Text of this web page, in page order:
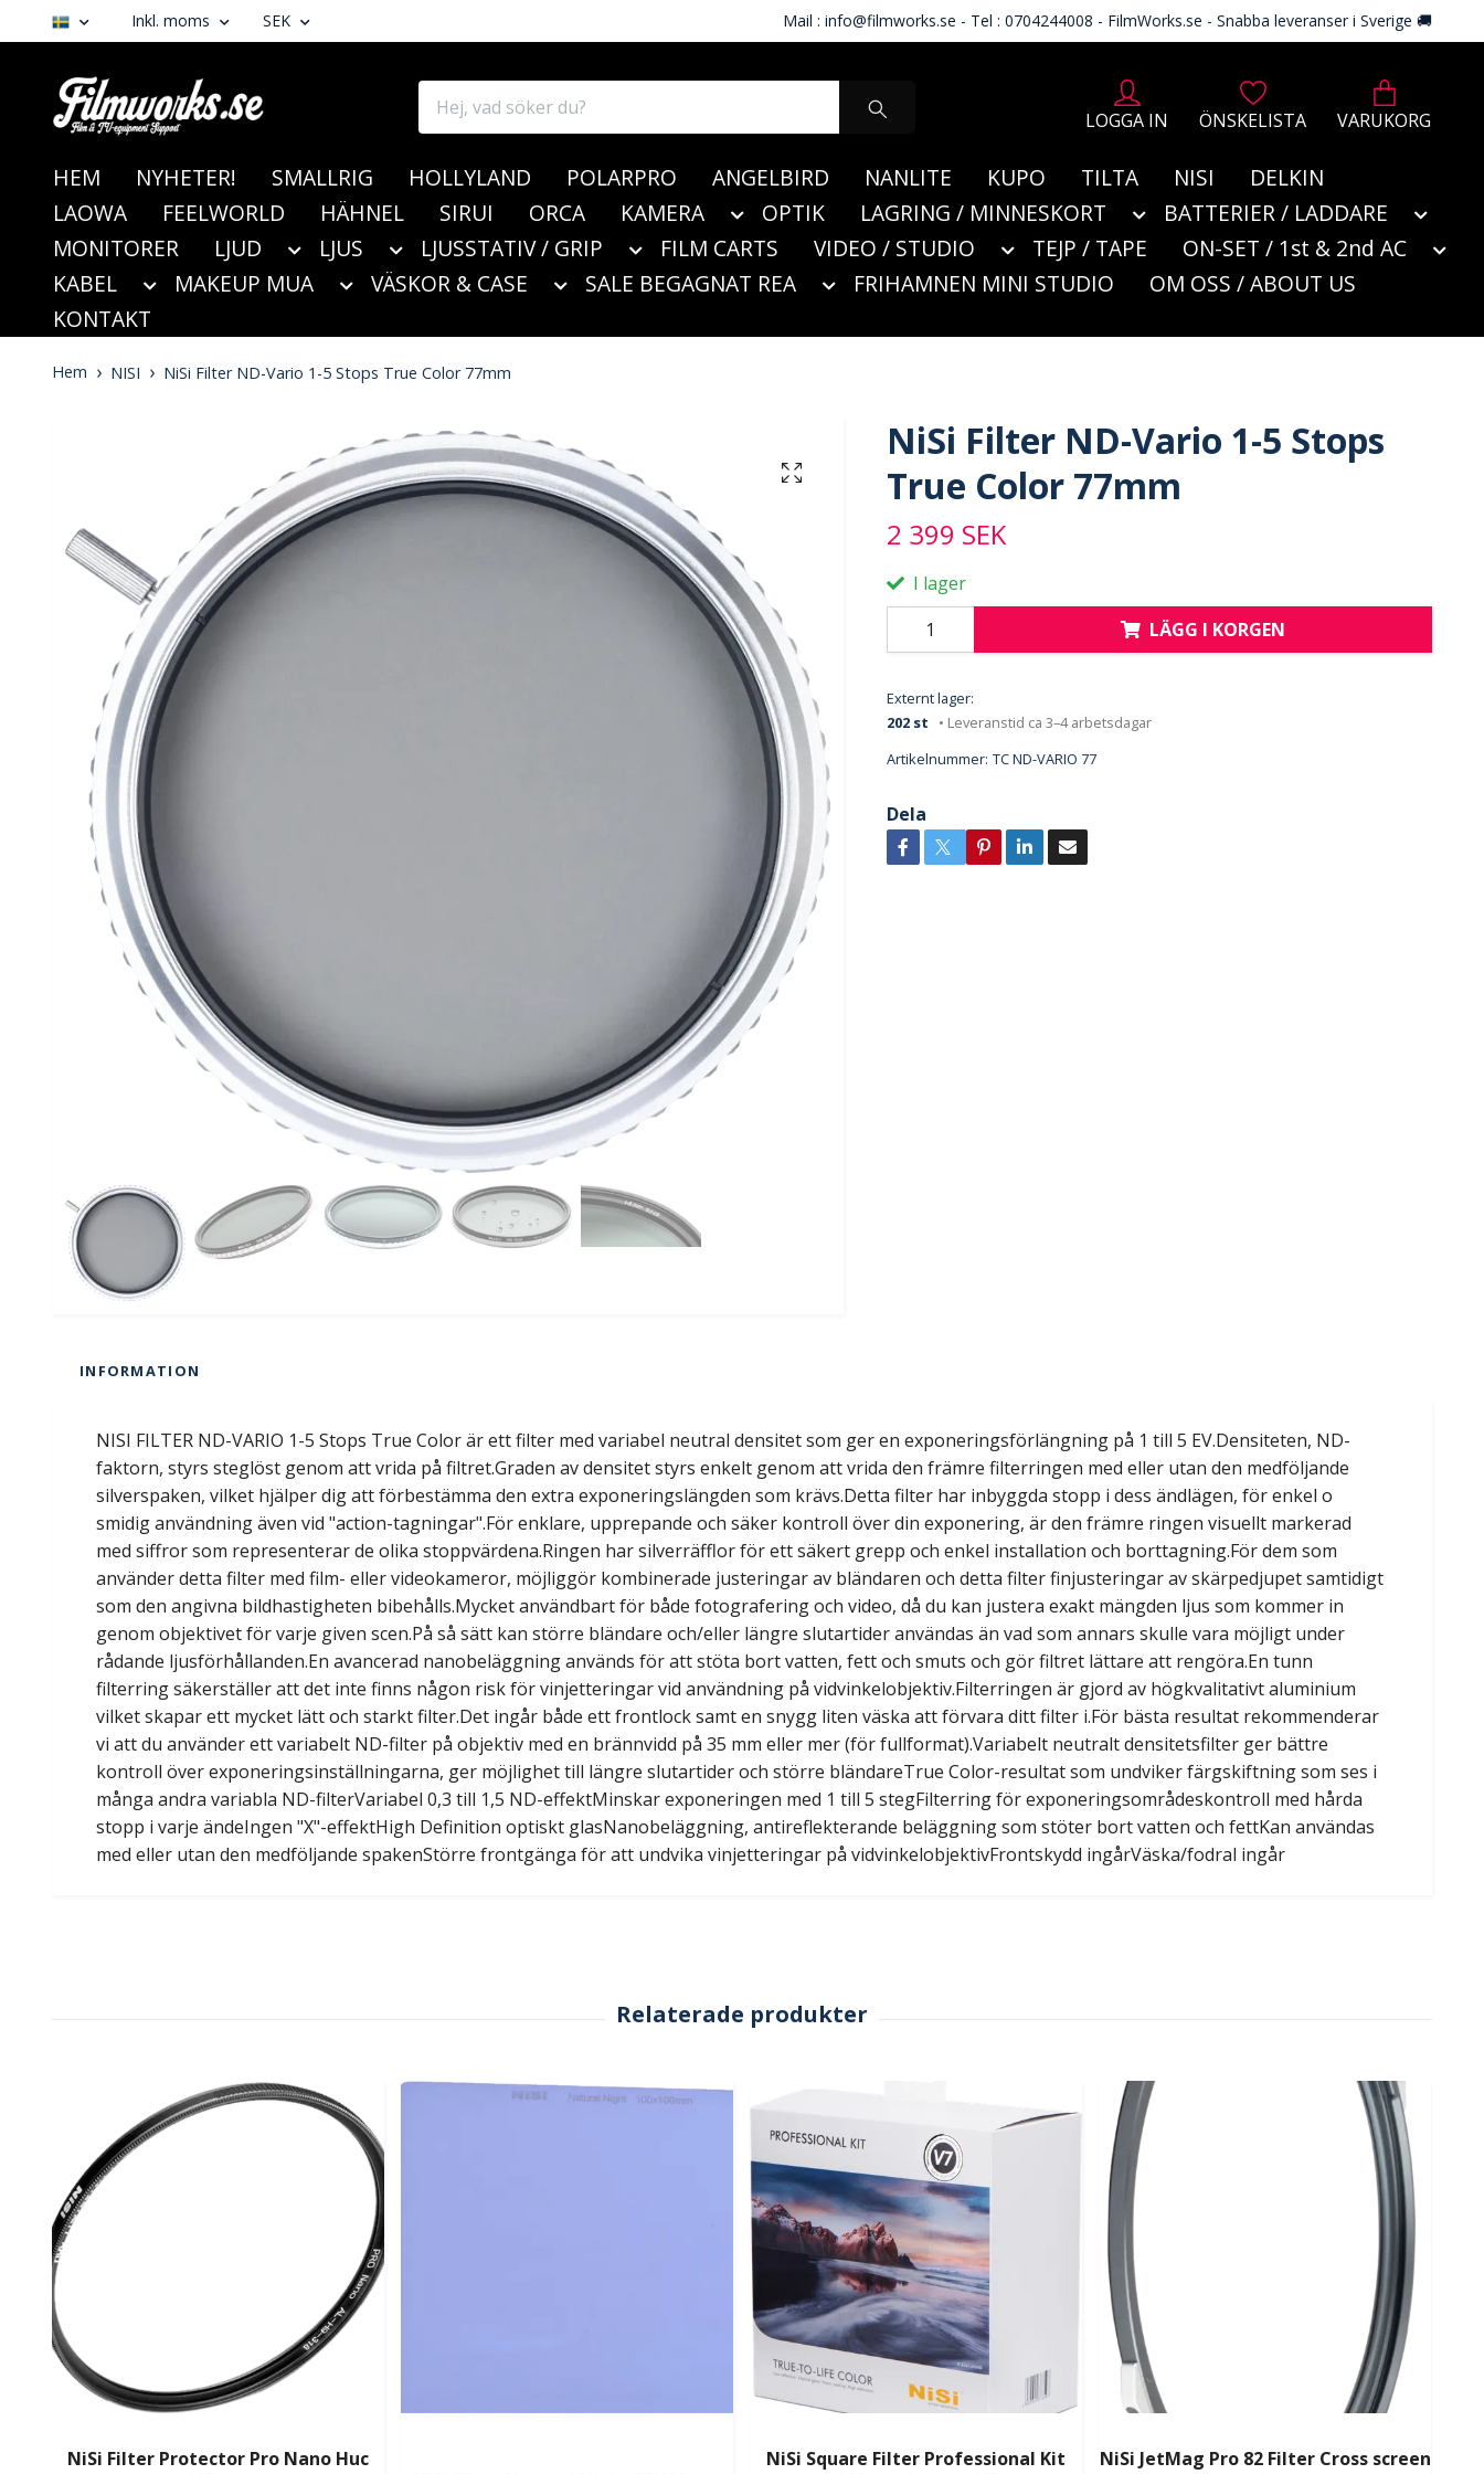
Inkl. moms SEK Mail : info@filmworks.se - Tel : 0704244008 - FilmWorks.se - Snabba leveranser i Sverige 🚚
LOGGA IN ÖNSKELISTA VARUKORG
HEM NYHETER! SMALLRIG HOLLYLAND POLARPRO ANGELBIRD NANLITE KUPO TILTA NISI
DELKIN
LAOWA
FEELWORLD HÄHNEL SIRUI ORCA KAMERA OPTIK LAGRING / MINNESKORT
BATTERIER / LADDARE
MONITORER
LJUD LJUS LJUSSTATIV / GRIP FILM CARTS VIDEO / STUDIO TEJP / TAPE
ON-SET / 1st & 2nd AC
KABEL
MAKEUP MUA VÄSKOR & CASE SALE BEGAGNAT REA FRIHAMNEN MINI STUDIO
OM OSS / ABOUT US
KONTAKT
Hem NISI NiSi Filter ND-Vario 1-5 Stops True Color 77mm
NiSi Filter ND-Vario 1-5 Stops
True Color 77mm
2 399 SEK
I lager
LÄGG I KORGEN
Externt lager:
202 st
• Leveranstid ca 3–4 arbetsdagar
Artikelnummer: TC ND-VARIO 77
Dela
INFORMATION
NISI FILTER ND-VARIO 1-5 Stops True Color är ett filter med variabel neutral densitet som ger en exponeringsförlängning på 1 till 5 EV.Densiteten, ND-
faktorn, styrs steglöst genom att vrida på filtret.Graden av densitet styrs enkelt genom att vrida den främre filterringen med eller utan den medföljande
silverspaken, vilket hjälper dig att förbestämma den extra exponeringslängden som krävs.Detta filter har inbyggda stopp i dess ändlägen, för enkel o
smidig användning även vid "action-tagningar".För enklare, upprepande och säker kontroll över din exponering, är den främre ringen visuellt markerad
med siffror som representerar de olika stoppvärdena.Ringen har silverräfflor för ett säkert grepp och enkel installation och borttagning.För dem som
använder detta filter med film- eller videokameror, möjliggör kombinerade justeringar av bländaren och detta filter finjusteringar av skärpedjupet samtidigt
som den angivna bildhastigheten bibehålls.Mycket användbart för både fotografering och video, då du kan justera exakt mängden ljus som kommer in
genom objektivet för varje given scen.På så sätt kan större bländare och/eller längre slutartider användas än vad som annars skulle vara möjligt under
rådande ljusförhållanden.En avancerad nanobeläggning används för att stöta bort vatten, fett och smuts och gör filtret lättare att rengöra.En tunn
filterring säkerställer att det inte finns någon risk för vinjetteringar vid användning på vidvinkelobjektiv.Filterringen är gjord av högkvalitativt aluminium
vilket skapar ett mycket lätt och starkt filter.Det ingår både ett frontlock samt en snygg liten väska att förvara ditt filter i.För bästa resultat rekommenderar
vi att du använder ett variabelt ND-filter på objektiv med en brännvidd på 35 mm eller mer (för fullformat).Variabelt neutralt densitetsfilter ger bättre
kontroll över exponeringsinställningarna, ger möjlighet till längre slutartider och större bländareTrue Color-resultat som undviker färgskiftning som ses i
många andra variabla ND-filterVariabel 0,3 till 1,5 ND-effektMinskar exponeringen med 1 till 5 stegFilterring för exponeringsområdeskontroll med hårda
stopp i varje ändeIngen "X"-effektHigh Definition optiskt glasNanobeläggning, antireflekterande beläggning som stöter bort vatten och fettKan användas
med eller utan den medföljande spakenStörre frontgänga för att undvika vinjetteringar på vidvinkelobjektivFrontskydd ingårVäska/fodral ingår
NiSi Filter Protector Pro Nano Huc
NiSi Square Filter Professional Kit
NiSi JetMag Pro 82 Filter Cross screen